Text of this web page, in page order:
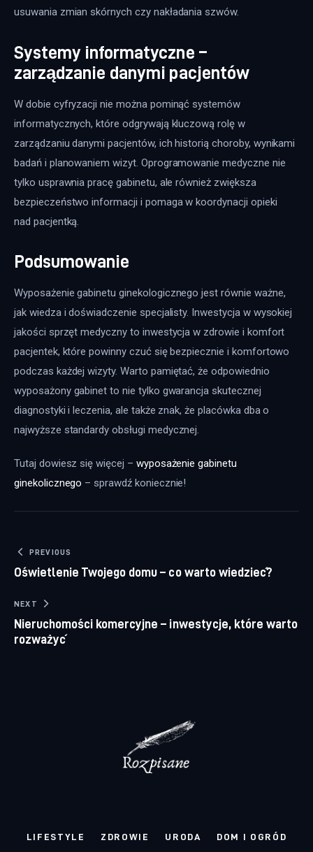
usuwania zmian skórnych czy nakładania szwów.
Systemy informatyczne –
zarządzanie danymi pacjentów
W dobie cyfryzacji nie można pominąć systemów
informatycznych, które odgrywają kluczową rolę w
zarządzaniu danymi pacjentów, ich historią choroby, wynikami
badań i planowaniem wizyt. Oprogramowanie medyczne nie
tylko usprawnia pracę gabinetu, ale również zwiększa
bezpieczeństwo informacji i pomaga w koordynacji opieki
nad pacjentką.
Podsumowanie
Wyposażenie gabinetu ginekologicznego jest równie ważne,
jak wiedza i doświadczenie specjalisty. Inwestycja w wysokiej
jakości sprzęt medyczny to inwestycja w zdrowie i komfort
pacjentek, które powinny czuć się bezpiecznie i komfortowo
podczas każdej wizyty. Warto pamiętać, że odpowiednio
wyposażony gabinet to nie tylko gwarancja skutecznej
diagnostyki i leczenia, ale także znak, że placówka dba o
najwyższe standardy obsługi medycznej.
Tutaj dowiesz się więcej – wyposażenie gabinetu
ginekolicznego – sprawdź koniecznie!
Nawigacja wpisu
PREVIOUS
Oświetlenie Twojego domu – co warto wiedzieć?
NEXT
Nieruchomości komercyjne – inwestycje, które warto
rozważyć
LIFESTYLE ZDROWIE URODA DOM I OGRÓD